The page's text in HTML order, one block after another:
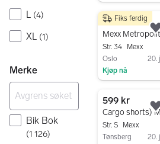
L (4)
XL (1)
Merke
Bik Bok
(1 126)
800 kr
Str. 34
Mexx
Oslo
20.
Kjøp nå
Fiks ferdig
599 kr
Str. S
Mexx
Tønsberg
20.